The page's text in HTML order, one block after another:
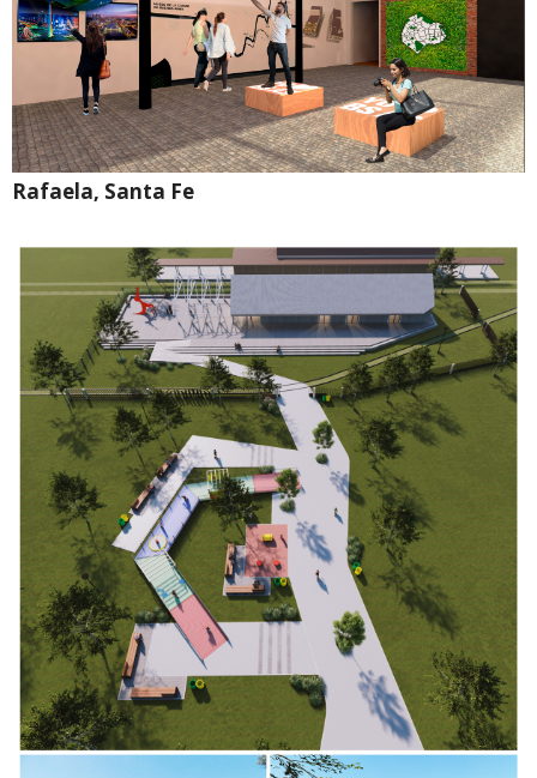
Rafaela, Santa Fe